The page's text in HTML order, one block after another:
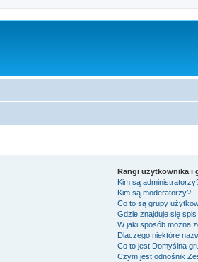
Rangi użytkownika i
Kim są
Kim są moderatorzy?
Co to są grupy
Gdzie znajduje się
W jaki sposób można
Dlaczego niektóre
Co to jest Domyślna
Czym jest odnośnik